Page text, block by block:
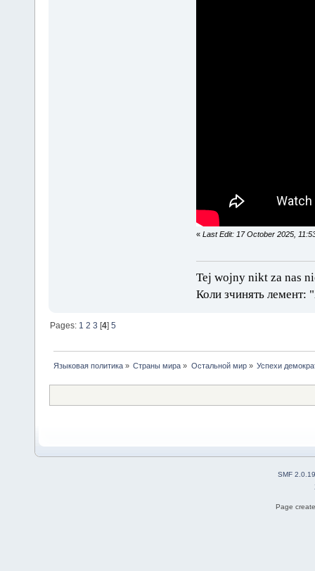
« Last Edit: 17 October 2025,
Tej wojny nikt za nas
Коли зчинять
Pages: 1 2 3 [4]5
Языковая политика» Страны мира » Остальной мир» Успехи
SMF 2.0.19
Page